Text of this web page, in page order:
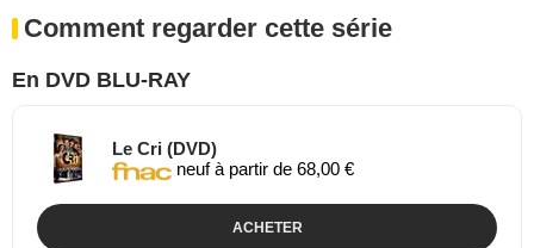
Comment regarder cette série
En DVD BLU-RAY
Le Cri (DVD)
neuf à partir de 68,00 €
ACHETER